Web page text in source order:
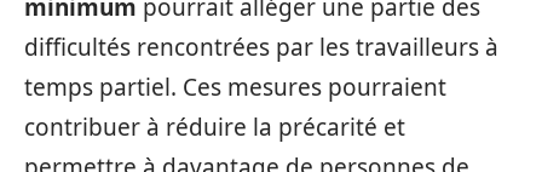
minimum pourrait alléger une partie des
difficultés rencontrées par les travailleurs à
temps partiel. Ces mesures pourraient
contribuer à réduire la précarité et